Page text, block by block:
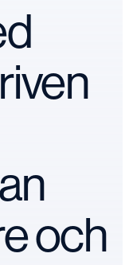
och